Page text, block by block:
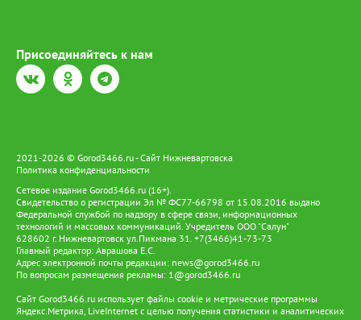
Присоединяйтесь к нам
2021-2026 © Gorod3466.ru - Сайт Нижневартовска
Политика конфиденциальности
Сетевое издание Gorod3466.ru (16+).
Свидетельство о регистрации Эл № ФС77-66798 от 15.08.2016 выдано
Федеральной службой по надзору в сфере связи, информационных
технологий и массовых коммуникаций. Учредитель ООО "Салун"
628602 г. Нижневартовск ул.Пикмана 31. +7(3466)41-73-73
Главный редактор: Аврашова Е.С.
Адрес электронной почты редакции: news@gorod3466.ru
По вопросам размещения рекламы: 1@gorod3466.ru
Сайт Gorod3466.ru использует файлы cookie и метрические программы
Яндекс.Метрика, LiveInternet с целью получения статистики и аналитических